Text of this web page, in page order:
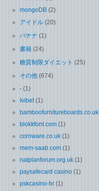
mongoDB (2)
アイドル (20)
バナナ (1)
書籍 (24)
糖質制限ダイエット (25)
その他 (674)
- (1)
Ivibet (1)
bamboofurnitureboards.co.uk
blokkfont.com (1)
cornware.co.uk (1)
mem-saab.com (1)
natplanforum.org.uk (1)
paysafecard casino (1)
pskcasino-hr (1)